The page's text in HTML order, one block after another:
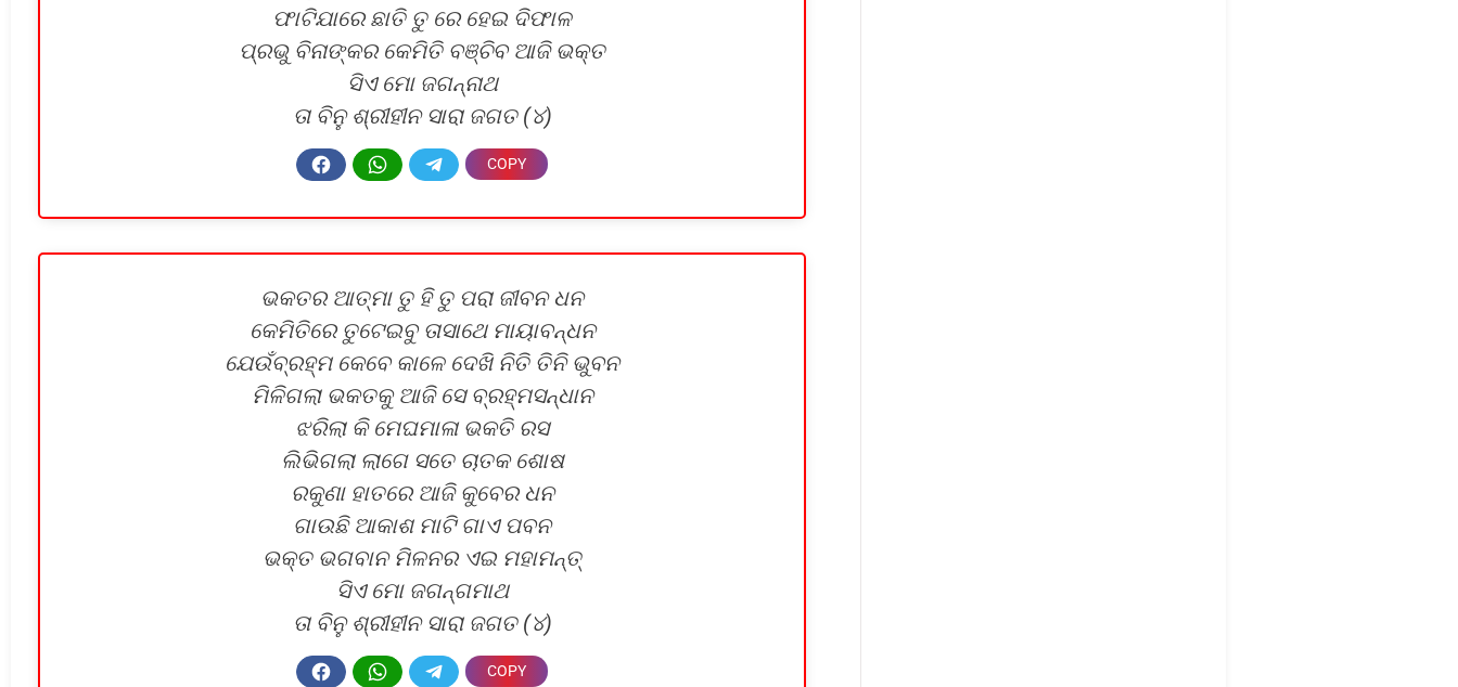
ଫାଟିଯାରେ ଛାତି ତୁ ରେ ହେଇ ଦିଫାଳ
ପ୍ରଭୁ ବିନାଙ୍କର କେମିତି ବଞ୍ଚିବ ଆଜି ଭକ୍ତ
ସିଏ ମୋ ଜଗନ୍ନାଥ
ତା ବିନୁ ଶ୍ରୀହୀନ ସାରା ଜଗତ (୪)
ଭକତର ଆତ୍ମା ତୁ ହି ତୁ ପରା ଜୀବନ ଧନ
କେମିତିରେ ତୁଟେଇବୁ ତାସାଥେ ମାୟାବନ୍ଧନ
ଯେଉଁବ୍ରହ୍ମ କେବେ କାଳେ ଦେଖି ନିତି ତିନି ଭୁବନ
ମିଳିଗଲା ଭକତକୁ ଆଜି ସେ ବ୍ରହ୍ମସନ୍ଧାନ
ଝରିଲା କି ମେଘମାଳା ଭକତି ରସ
ଲିଭିଗଲା ଲାଗେ ସତେ ଚାତକ ଶୋଷ
ରକୁଣା ହାତରେ ଆଜି କୁବେର ଧନ
ଗାଉଛି ଆକାଶ ମାଟି ଗାଏ ପବନ
ଭକ୍ତ ଭଗବାନ ମିଳନର ଏଇ ମହାମନ୍ତ୍‌
ସିଏ ମୋ ଜଗନ୍ଗମାଥ
ତା ବିନୁ ଶ୍ରୀହୀନ ସାରା ଜଗତ (୪)